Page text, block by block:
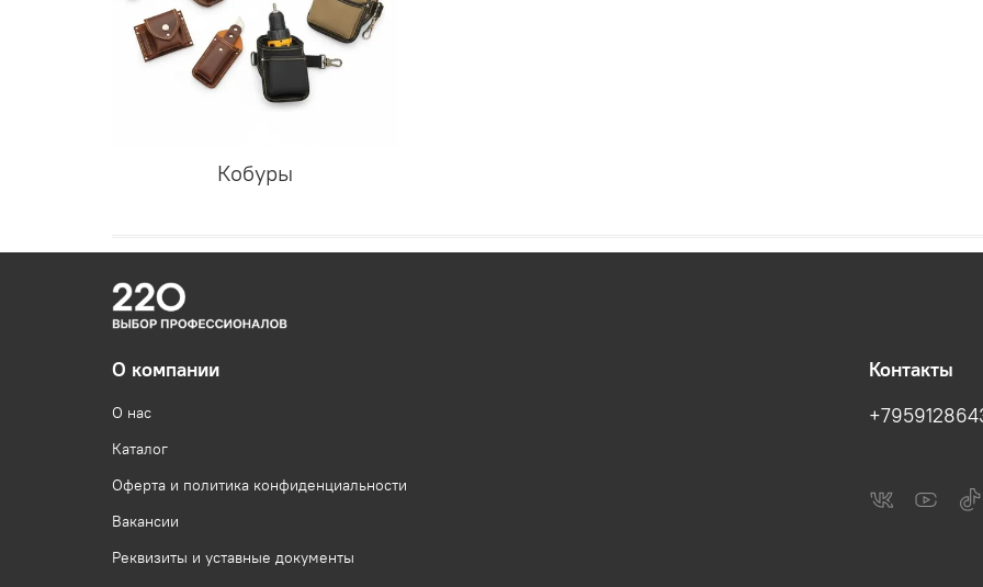
Кобуры
О компании
О нас
Каталог
Оферта и политика конфиденциальности
Вакансии
Реквизиты и уставные документы
Контакты